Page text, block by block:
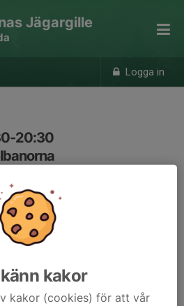
Logga in
Jägargille
20:30
stänga kastare. Är du ovan så
går till.
kakor
kakor (cookies) för att vår